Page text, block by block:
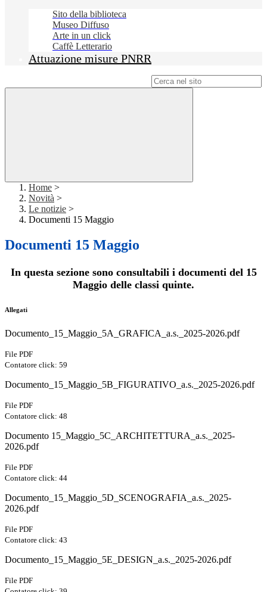
Sito della biblioteca
Museo Diffuso
Arte in un click
Caffè Letterario
Attuazione misure PNRR
Home >
Novità >
Le notizie >
Documenti 15 Maggio
Documenti 15 Maggio
In questa sezione sono consultabili i documenti del 15
Maggio delle classi quinte.
Allegati
Documento_15_Maggio_5A_GRAFICA_a.s._2025-2026.pdf
File PDF
Contatore click: 59
Documento_15_Maggio_5B_FIGURATIVO_a.s._2025-2026.pdf
File PDF
Contatore click: 48
Documento 15_Maggio_5C_ARCHITETTURA_a.s._2025-
2026.pdf
File PDF
Contatore click: 44
Documento_15_Maggio_5D_SCENOGRAFIA_a.s._2025-
2026.pdf
File PDF
Contatore click: 43
Documento_15_Maggio_5E_DESIGN_a.s._2025-2026.pdf
File PDF